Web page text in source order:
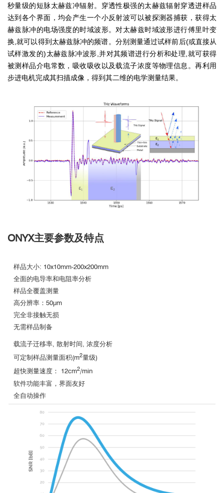
秒量级的短脉太赫兹冲辐射。穿透性极强的太赫兹辐射穿透进样品
达到各个界面，均会产生一个小反射波可以被探测器捕获，获得太
赫兹脉冲的电场强度的时域波形。对太赫兹时域波形进行傅里叶变
换 ,就可以得到太赫兹脉冲的频谱。分别测量通过试样前后(或直接从
试样激发的)太赫兹脉冲波形 并对其频谱进行分析和处理 就可获得
被测样品介电常数，吸收吸收以及载流子浓度等物理信息。再利用
步进电机完成其扫描成像，得到其二维的电学测量结果。
ONYX主要参数及特点
样品大小: 10x10mm-200x200mm
全面的电导率和电阻率分析
样品全覆盖测量
高分辨率：50μm
完全非接触无损
无需样品制备
载流子迁移率, 散射时间, 浓度分析
可定制样品测量面积(m2量级)
超快测量速度： 12cm2/min
软件功能丰富，界面友好
全自动操作